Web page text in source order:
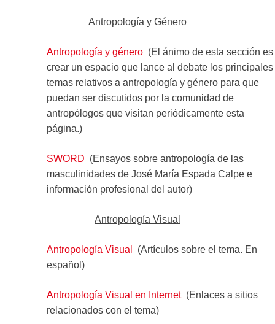
Antropología y Género
Antropología y género(El ánimo de esta sección es
crear un espacio que lance al debate los principales
temas relativos a antropología y género para que
puedan ser discutidos por la comunidad de
antropólogos que visitan periódicamente esta
página.)
SWORD (Ensayos sobre antropología de las
masculinidades de José María Espada Calpe e
información profesional del autor)
Antropología Visual
Antropología Visual
(Artículos sobre el tema. En
español)
Antropología Visual en Internet(Enlaces a sitios
relacionados con el tema)